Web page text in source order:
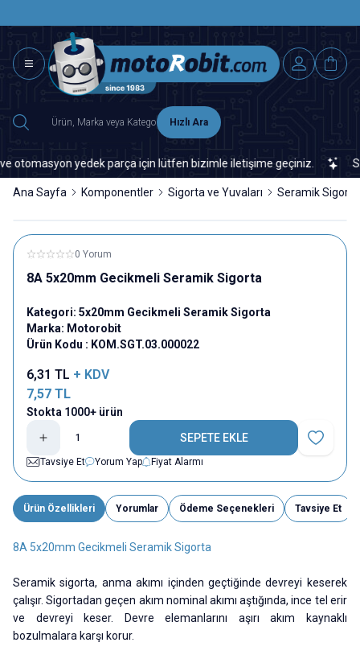
Hızlı Ara
yedek parça için lütfen bizimle iletişime geçiniz.
Ana Sayfa Komponentler Sigorta ve Yuvaları Seramik Sigorta
0 Yorum
8A 5x20mm Gecikmeli Seramik Sigorta
Kategori: 5x20mm Gecikmeli Seramik Sigorta
Marka: Motorobit
Ürün Kodu : KOM.SGT.03.000022
6,31 TL + KDV
7,57 TL
Stokta 1000+ ürün
SEPETE EKLE
Favoriye
Tavsiye Et
Yorum Yap Fiyat Alarmı
Ürün Özellikleri Yorumlar Ödeme Seçenekleri Tavsiye Et
8A 5x20mm Gecikmeli Seramik Sigorta
Seramik sigorta, anma akımı içinden geçtiğinde devreyi keserek
çalışır. Sigortadan geçen akım nominal akımı aştığında, ince tel erir
ve devreyi keser. Devre elemanlarını aşırı akım kaynaklı
bozulmalara karşı korur.